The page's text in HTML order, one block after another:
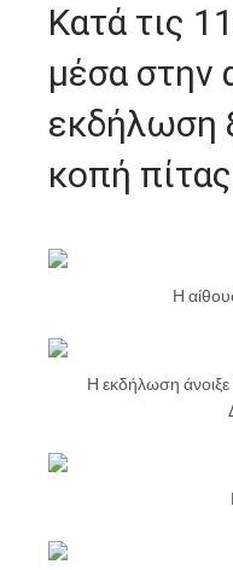
Κατά τις
μέσα στην
εκδήλωση
κοπή
Η
Η εκδήλωση